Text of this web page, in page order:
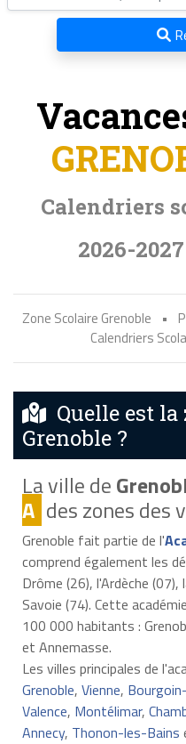
Calendriers
2026-
Zone Scolaire Grenoble •
Calendriers
Quelle est la
Grenoble ?
La ville de
A des zones des
Grenoble fait partie de l'
comprend également les
Drôme (26), l'Ardèche
Savoie (74). Cette
100 000 habitants :
et Annemasse.
Les villes principales de
Grenoble, Vienne,
Valence, Montélimar,
Annecy, Thonon-les-Bains